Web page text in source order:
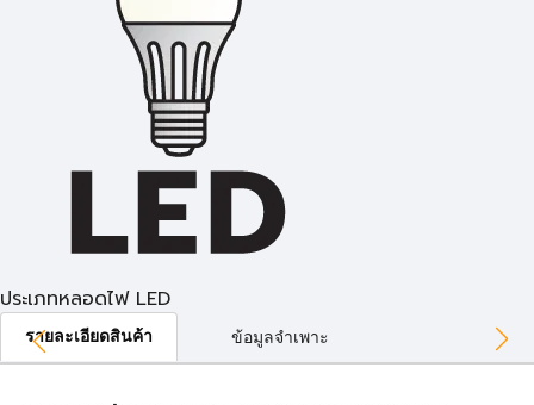
ประเภทหลอดไฟ LED
รายละเอียดสินค้า ข้อมูลจำเพาะ